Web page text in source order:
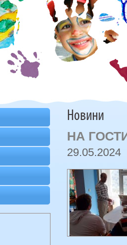
Новини
НА
29.05.2024